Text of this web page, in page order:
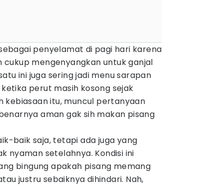
penyelamat di pagi hari karena
mengenyangkan untuk ganjal
ini juga sering jadi menu sarapan
perut masih kosong sejak
kebiasaan itu, muncul pertanyaan
aman gak sih makan pisang
baik saja, tetapi ada juga yang
nyaman setelahnya. Kondisi ini
bingung apakah pisang memang
justru sebaiknya dihindari. Nah,